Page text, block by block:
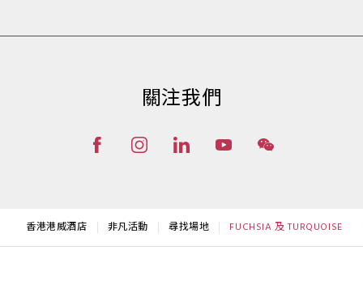
關注我們
香港港威酒店 非凡活動 尋找場地 FUCHSIA 及 TURQUOISE